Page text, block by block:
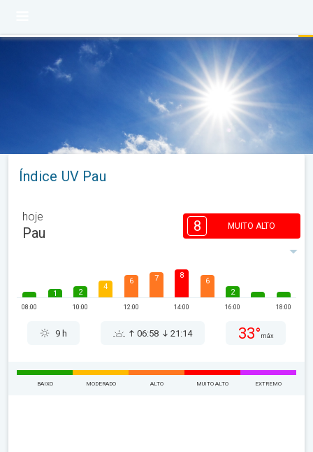
Índice UV Pau
hoje
Pau 8 MUITO ALTO
08:00
1 2
10:00
4
6
12:00
7 8
14:00
6
2
16:00 18:00
9 h 06:58 21:14 33° máx
BAIXO MODERADO ALTO MUITO ALTO EXTREMO